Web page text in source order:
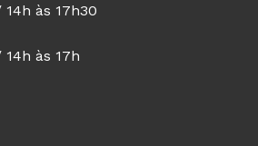
14h às 17h30
14h às 17h